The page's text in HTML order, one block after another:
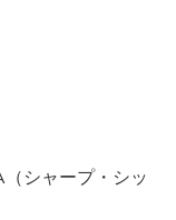
シャープ・シッ